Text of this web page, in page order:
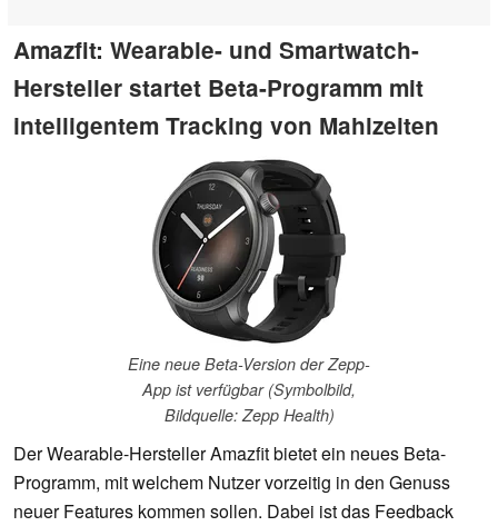
Amazfit: Wearable- und Smartwatch-
Hersteller startet Beta-Programm mit
intelligentem Tracking von Mahlzeiten
Eine neue Beta-Version der Zepp-
App ist verfügbar (Symbolbild,
Bildquelle: Zepp Health)
Der Wearable-Hersteller Amazfit bietet ein neues Beta-
Programm, mit welchem Nutzer vorzeitig in den Genuss
neuer Features kommen sollen. Dabei ist das Feedback